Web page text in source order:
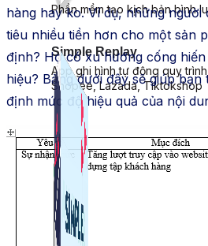
Simple Replay
App ghi hình tự động quy
Shopee, Lazada, Tiktokshop
Phần mềm tạo kịch bản bình
hàng hayko. Ví dụ, những người
tiêu nhiều tiền hơn cho một sản
định? Họ có xu hướng cống
hiệu? Bảng dưới đây sẽ giúp
định mức độ hiệu quả của nội